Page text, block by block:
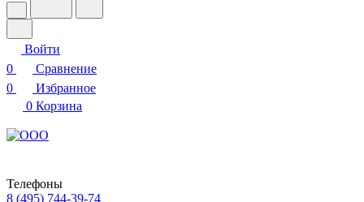
Войти
0
Сравнение
0
Избранное
0 Корзина
Телефоны
8 (495) 744-39-74